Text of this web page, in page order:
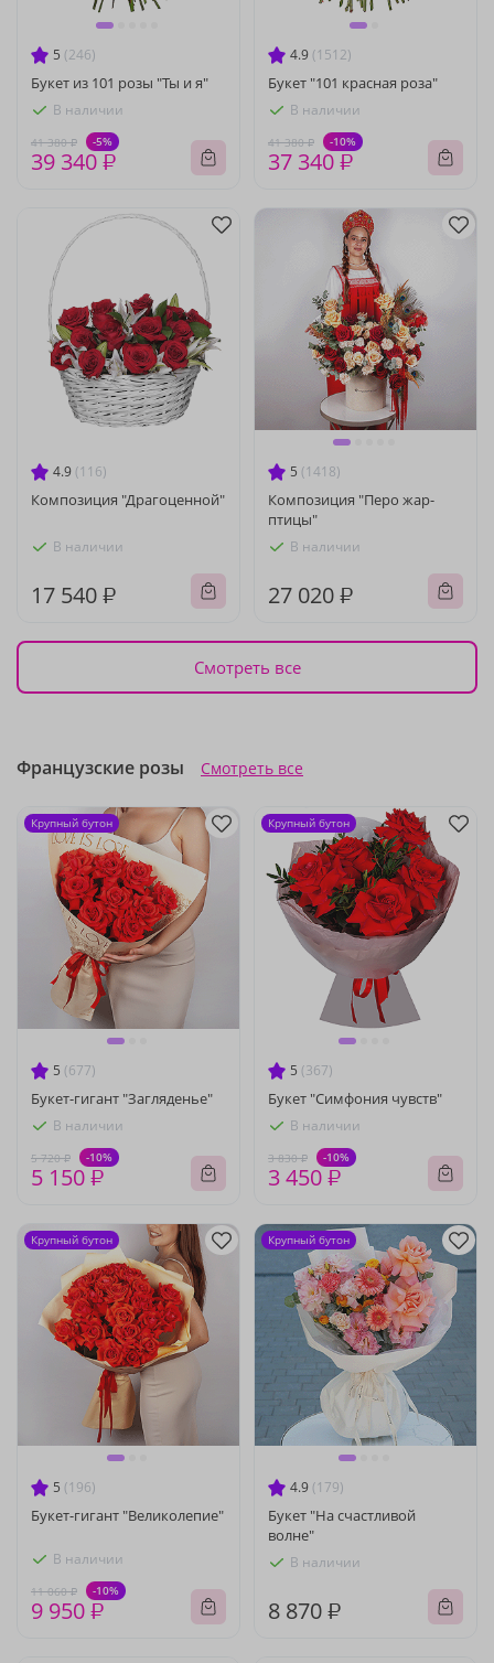
5 (246)
Букет из 101 розы "Ты и я"
В наличии
41 380 ₽ -5%
39 340 ₽
4.9 (1512)
Букет "101 красная роза"
В наличии
41 380 ₽ -10%
37 340 ₽
4.9 (116)
Композиция "Драгоценной"
В наличии
17 540 ₽
5 (1418)
Композиция "Перо жар-
птицы"
В наличии
27 020 ₽
Смотреть все
Французские розы Смотреть все
5 (677)
Букет-гигант "Загляденье"
В наличии
5 720 ₽ -10%
5 150 ₽
Крупный бутон
5 (367)
Букет "Симфония чувств"
В наличии
3 830 ₽ -10%
3 450 ₽
Крупный бутон
5 (196)
Букет-гигант "Великолепие"
В наличии
11 060 ₽ -10%
9 950 ₽
Крупный бутон
4.9 (179)
Букет "На счастливой
волне"
В наличии
8 870 ₽
Крупный бутон